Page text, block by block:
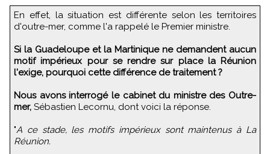
En effet, la situation est différente selon les territoires
d'outre-mer, comme l'a rappelé le Premier ministre.
Si la Guadeloupe et la Martinique ne demandent aucun
motif impérieux pour se rendre sur place la Réunion
l'exige, pourquoi cette différence de traitement ?
Nous avons interrogé le cabinet du ministre des Outre-
mer, Sébastien Lecornu, dont voici la réponse.
"A ce stade, les motifs impérieux sont maintenus à La
Réunion.